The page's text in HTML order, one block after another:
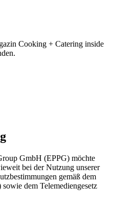
Cooking + Catering inside
GmbH (EPPG) möchte
bei der Nutzung unserer
gemäß dem
dem Telemediengesetz